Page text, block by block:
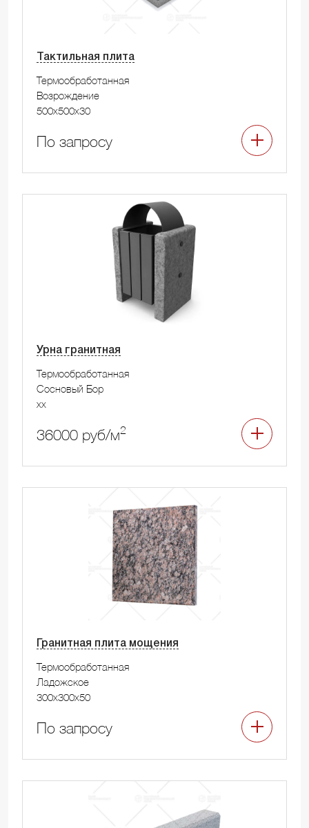
Тактильная плита
Термообработанная
Возрождение
500x500x30
По запросу
Урна гранитная
Термообработанная
Сосновый Бор
xx
36000 руб/м2
Гранитная плита мощения
Термообработанная
Ладожское
300x300x50
По запросу